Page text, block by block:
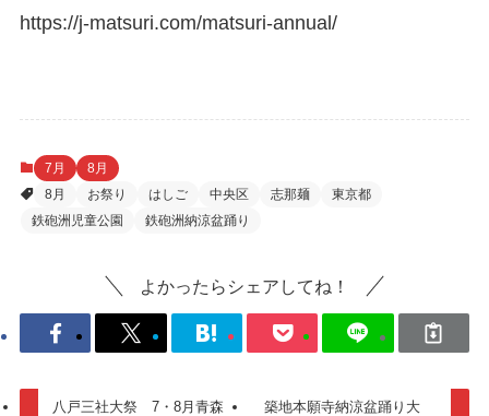
https://j-matsuri.com/matsuri-annual/
7月
8月
8月
お祭り はしご 中央区 志那麺
東京都
鉄砲洲児童公園
鉄砲洲納涼盆踊り
よかったらシェアしてね！
八戸三社大祭 7・8月青森
築地本願寺納涼盆踊り大